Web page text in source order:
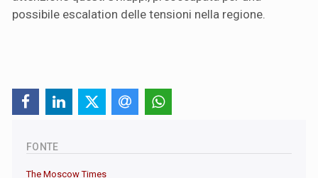
possibile escalation delle tensioni nella regione.
FONTE
The Moscow Times